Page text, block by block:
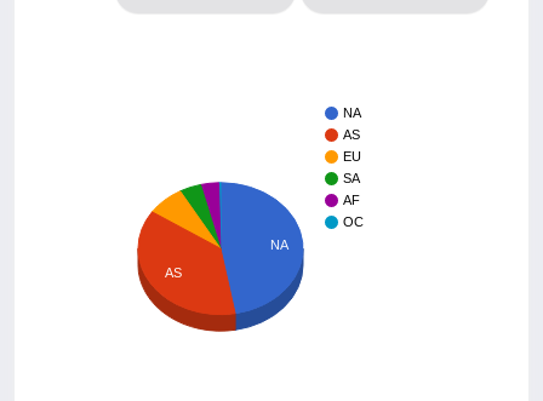
NA
AS
EU
SA
AF
OC
NA
AS